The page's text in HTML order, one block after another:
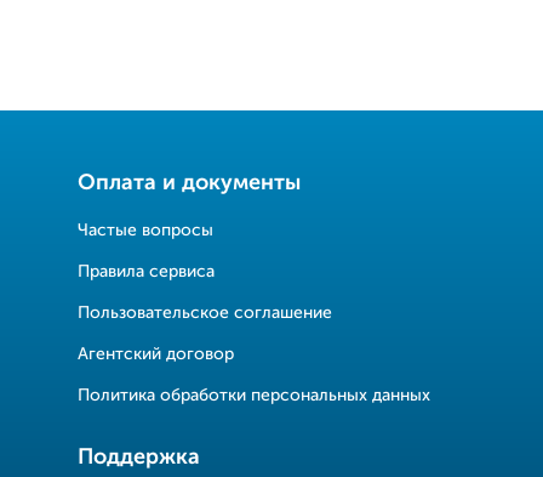
Оплата и документы
Частые вопросы
Правила сервиса
Пользовательское соглашение
Агентский договор
Политика обработки персональных данных
Поддержка